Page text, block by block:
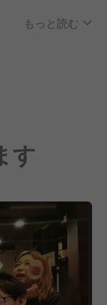
で、とても
りがい”に溢
れるお店創り
ョン】
け、飲食系企
ション」の
もっと読む
す